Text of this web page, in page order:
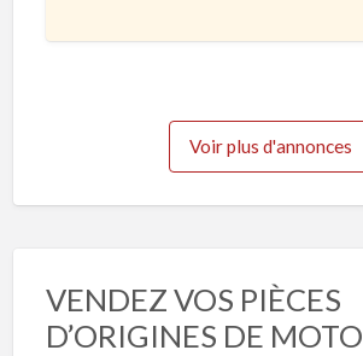
2
e
Voir plus d'annonces
VENDEZ VOS PIÈCES
D’ORIGINES DE MOTO